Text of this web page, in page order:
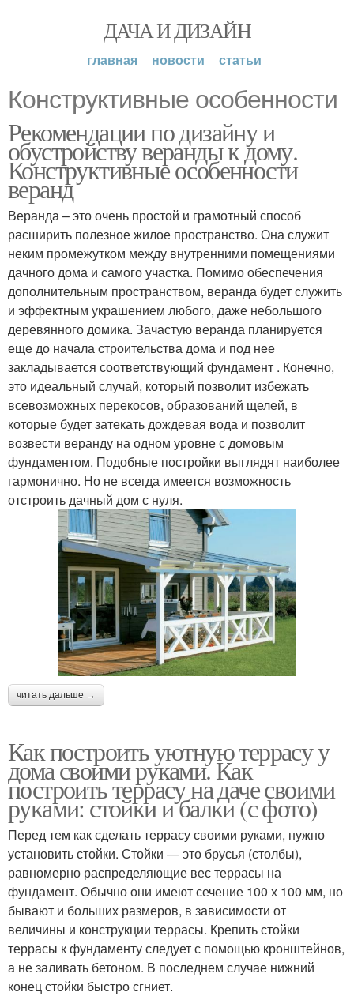
ДАЧА И ДИЗАЙН
главная новости статьи
Конструктивные особенности
Рекомендации по дизайну и
обустройству веранды к дому.
Конструктивные особенности
веранд
Веранда – это очень простой и грамотный способ
расширить полезное жилое пространство. Она служит
неким промежутком между внутренними помещениями
дачного дома и самого участка. Помимо обеспечения
дополнительным пространством, веранда будет служить
и эффектным украшением любого, даже небольшого
деревянного домика. Зачастую веранда планируется
еще до начала строительства дома и под нее
закладывается соответствующий фундамент . Конечно,
это идеальный случай, который позволит избежать
всевозможных перекосов, образований щелей, в
которые будет затекать дождевая вода и позволит
возвести веранду на одном уровне с домовым
фундаментом. Подобные постройки выглядят наиболее
гармонично. Но не всегда имеется возможность
отстроить дачный дом с нуля.
читать дальше →
Как построить уютную террасу у
дома своими руками. Как
построить террасу на даче своими
руками: стойки и балки (с фото)
Перед тем как сделать террасу своими руками, нужно
установить стойки. Стойки — это брусья (столбы),
равномерно распределяющие вес террасы на
фундамент. Обычно они имеют сечение 100 х 100 мм, но
бывают и больших размеров, в зависимости от
величины и конструкции террасы. Крепить стойки
террасы к фундаменту следует с помощью кронштейнов,
а не заливать бетоном. В последнем случае нижний
конец стойки быстро сгниет.